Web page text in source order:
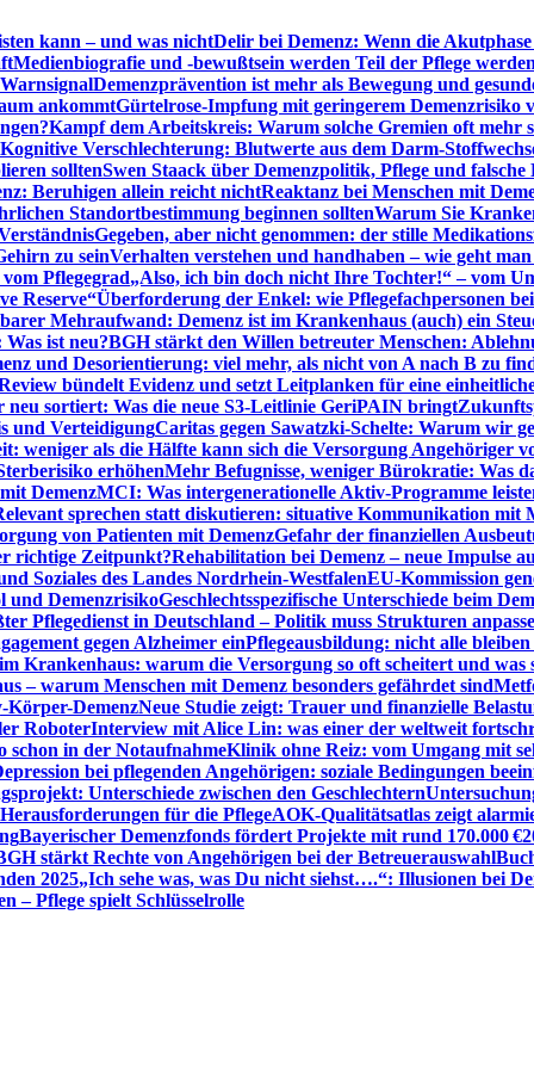
kann – und was nichtDelir bei Demenz: Wenn die
Medienbiografie und -bewußtsein werden Teil der Pflege werden
Demenzprävention ist mehr als Bewegung und
ankommtGürtelrose-Impfung mit geringerem Demenzrisiko
Kampf dem Arbeitskreis: Warum solche Gremien oft mehr
Kognitive Verschlechterung: Blutwerte aus dem Darm-
solltenSwen Staack über Demenzpolitik, Pflege und falsche
Beruhigen allein reicht nichtReaktanz bei Menschen mit
Standortbestimmung beginnen solltenWarum Sie
Gegeben, aber nicht genommen: der stille
zu seinVerhalten verstehen und handhaben – wie geht
Pflegegrad„Also, ich bin doch nicht Ihre Tochter!“ – vom
Reserve“Überforderung der Enkel: wie Pflegefachpersonen
Mehraufwand: Demenz ist im Krankenhaus (auch) ein
ist neu?BGH stärkt den Willen betreuter Menschen:
und Desorientierung: viel mehr, als nicht von A nach B zu
bündelt Evidenz und setzt Leitplanken für eine
neu sortiert: Was die neue S3-Leitlinie GeriPAIN bringt
und VerteidigungCaritas gegen Sawatzki-Schelte: Warum wir
weniger als die Hälfte kann sich die Versorgung Angehöriger
erhöhenMehr Befugnisse, weniger Bürokratie: Was
DemenzMCI: Was intergenerationelle Aktiv-Programme
sprechen statt diskutieren: situative Kommunikation mit
von Patienten mit DemenzGefahr der finanziellen
richtige Zeitpunkt?Rehabilitation bei Demenz – neue Impulse
Soziales des Landes Nordrhein-WestfalenEU-Kommission
und DemenzrisikoGeschlechtsspezifische Unterschiede beim
Pflegedienst in Deutschland – Politik muss Strukturen
gegen Alzheimer einPflegeausbildung: nicht alle bleiben
Krankenhaus: warum die Versorgung so oft scheitert und was
– warum Menschen mit Demenz besonders gefährdet sind
Körper-DemenzNeue Studie zeigt: Trauer und finanzielle
RoboterInterview mit Alice Lin: was einer der weltweit
schon in der NotaufnahmeKlinik ohne Reiz: vom Umgang mit
bei pflegenden Angehörigen: soziale Bedingungen
Unterschiede zwischen den Geschlechtern
für die PflegeAOK-Qualitätsatlas zeigt
Bayerischer Demenzfonds fördert Projekte mit rund 170.000 €
stärkt Rechte von Angehörigen bei der Betreuerauswahl
2025„Ich sehe was, was Du nicht siehst….“: Illusionen bei
– Pflege spielt Schlüsselrolle